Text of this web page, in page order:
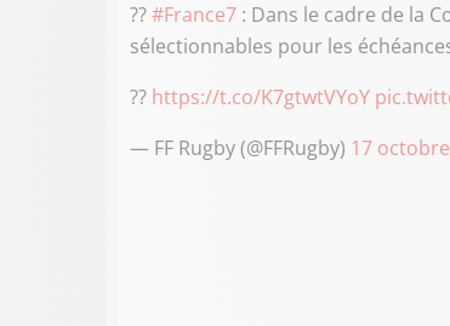
??#France7 : Dans le cadre de la
sélectionnables pour les
?? https://t.co/K7gtwtVYoY
— FF Rugby (@FFRugby) 17